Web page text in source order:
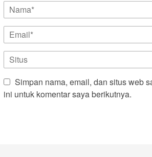
Simpan nama, email, dan situs web
ini untuk komentar saya berikutnya.